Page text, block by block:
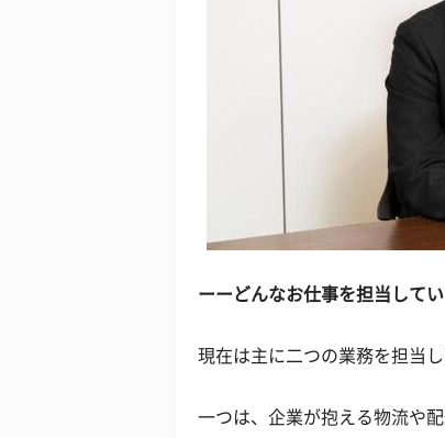
ーーどんなお仕事を担当して
現在は主に二つの業務を担当し
一つは、企業が抱える物流や